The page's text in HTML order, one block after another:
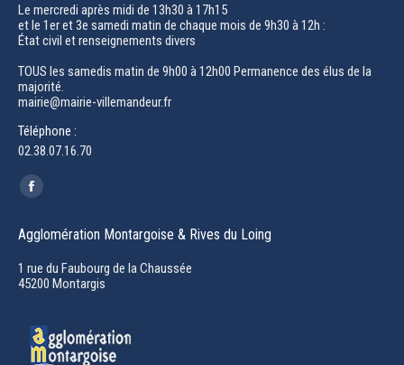
Le mercredi après midi de 13h30 à 17h15
et le 1er et 3e samedi matin de chaque mois de 9h30 à 12h :
État civil et renseignements divers
TOUS les samedis matin de 9h00 à 12h00 Permanence des élus de la
majorité.
mairie@mairie-villemandeur.fr
Téléphone :
02.38.07.16.70
Trouvez nous sur :
Facebook
opens
in
new
Agglomération Montargoise & Rives du Loing
1 rue du Faubourg de la Chaussée
45200 Montargis